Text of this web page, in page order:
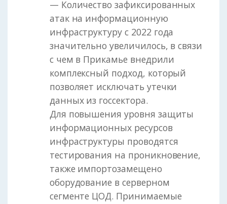
— Количество зафиксированных
атак на информационную
инфраструктуру с 2022 года
значительно увеличилось, в связи
с чем в Прикамье внедрили
комплексный подход, который
позволяет исключать утечки
данных из госсектора.
Для повышения уровня защиты
информационных ресурсов
инфраструктуры проводятся
тестирования на проникновение,
также импортозамещено
оборудование в серверном
сегменте ЦОД. Принимаемые